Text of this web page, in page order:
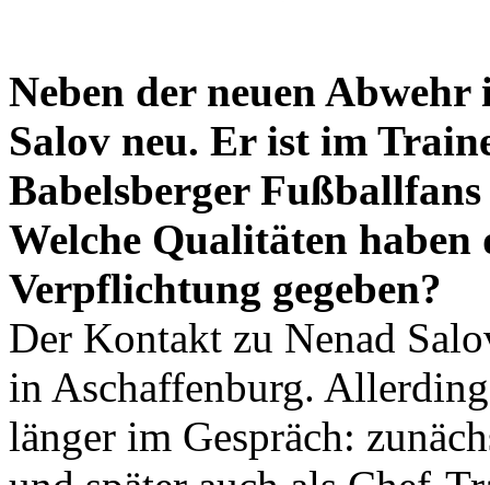
Neben der neuen
Salov neu. Er ist im
Babelsberger
Welche Qualitäten haben
Verpflichtung gegeben?
Der Kontakt zu Nenad
in Aschaffenburg.
länger im Gespräch: